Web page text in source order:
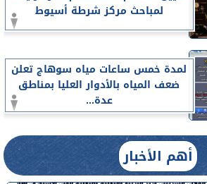
لمباحث مركز شرطة أسيوط
لمدة خمس ساعات مياه سوهاج تعلن
ضعف المياه بالأدوار العليا بمناطق
عدة...
أهم الأخبار